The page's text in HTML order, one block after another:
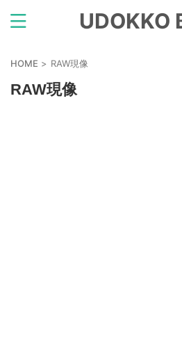
UDOKKO
HOME > RAW現像
RAW現像